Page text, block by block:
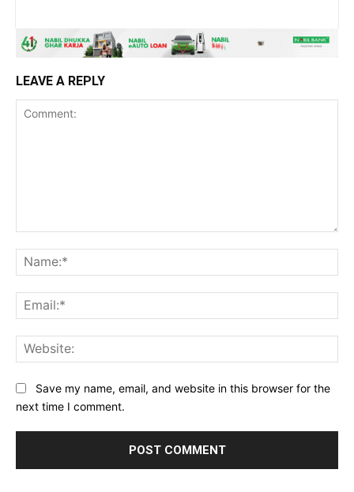
LEAVE A REPLY
Save my name, email, and website in this browser for the
next time I comment.